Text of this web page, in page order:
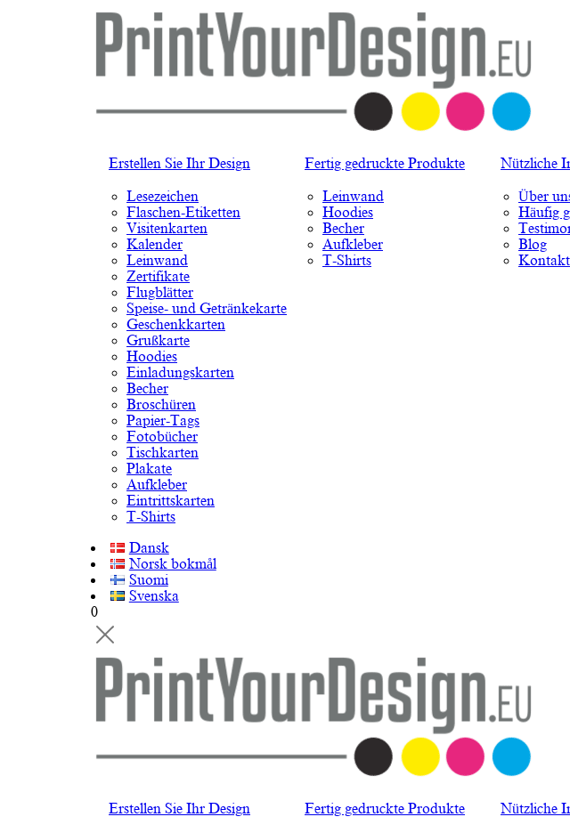
Erstellen Sie Ihr Design
Lesezeichen
Flaschen-Etiketten
Visitenkarten
Kalender
Leinwand
Zertifikate
Flugblätter
Speise- und Getränkekarte
Geschenkkarten
Grußkarte
Hoodies
Einladungskarten
Becher
Broschüren
Papier-Tags
Fotobücher
Tischkarten
Plakate
Aufkleber
Eintrittskarten
T-Shirts
Fertig gedruckte Produkte
Leinwand
Hoodies
Becher
Aufkleber
T-Shirts
Nützliche
Über
Häufig
Blog
Kontakt
Dansk
Norsk bokmål
Suomi
Svenska
0
Erstellen Sie Ihr Design Fertig gedruckte Produkte Nützliche